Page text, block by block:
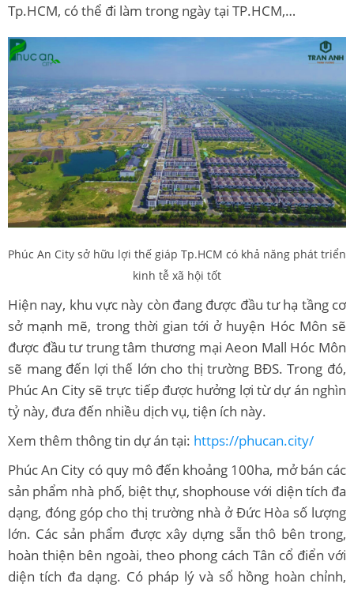
Tp.HCM, có thể đi làm trong ngày tại TP.HCM,…
Phúc An City sở hữu lợi thế giáp Tp.HCM có khả năng phát triển
kinh tễ xã hội tốt
Hiện nay, khu vực này còn đang được đầu tư hạ tầng cơ
sở mạnh mẽ, trong thời gian tới ở huyện Hóc Môn sẽ
được đầu tư trung tâm thương mại Aeon Mall Hóc Môn
sẽ mang đến lợi thế lớn cho thị trường BĐS. Trong đó,
Phúc An City sẽ trực tiếp được hưởng lợi từ dự án nghìn
tỷ này, đưa đến nhiều dịch vụ, tiện ích này.
Xem thêm thông tin dự án tại: https://phucan.city/
Phúc An City có quy mô đến khoảng 100ha, mở bán các
sản phẩm nhà phố, biệt thự, shophouse với diện tích đa
dạng, đóng góp cho thị trường nhà ở Đức Hòa số lượng
lớn. Các sản phẩm được xây dựng sẵn thô bên trong,
hoàn thiện bên ngoài, theo phong cách Tân cổ điển với
diện tích đa dạng. Có pháp lý và sổ hồng hoàn chỉnh,